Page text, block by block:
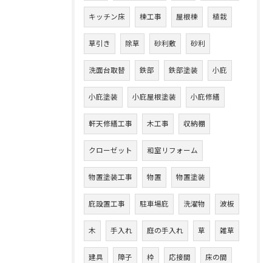
キッチン床 棟工事 屋根棟 植栽
草引き 除草 砂利敷 砂利
洗面台取替 鉄部 鉄部塗装 小庇
小庇塗装 小庇屋根塗装 小庇修繕
軒天修繕工事 木工事 収納棚
クローゼット 和室リフォーム
物置塗装工事 物置 物置塗装
庇設置工事 駐車場庇 洗濯物 波板
木 手入れ 庭の手入れ 草 雑草
建具 障子 枠 応接間 床の間